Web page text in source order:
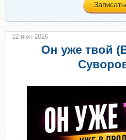
Он уже твой
12 июн 2026